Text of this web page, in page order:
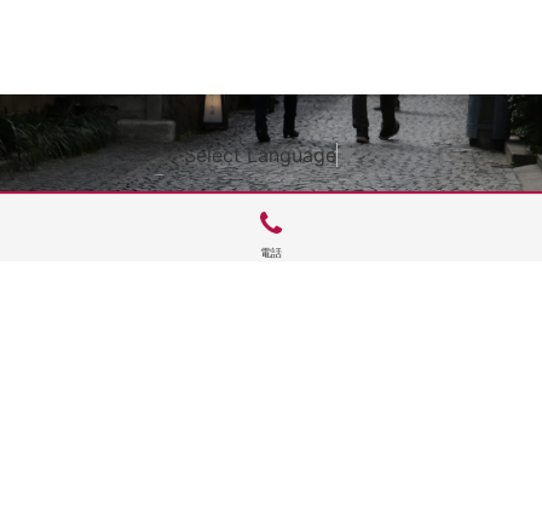
Select Language▼
電話